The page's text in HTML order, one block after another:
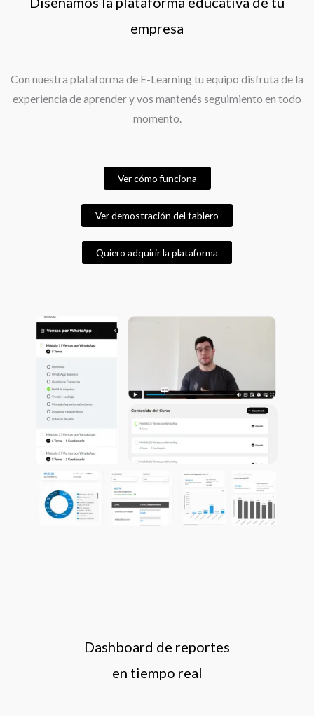
empresa
Con nuestra plataforma de E-Learning tu equipo disfruta de la
experiencia de aprender y vos mantenés seguimiento en todo
momento.
Ver cómo funciona
Ver demostración del tablero
Quiero adquirir la plataforma
Dashboard de reportes
en tiempo real